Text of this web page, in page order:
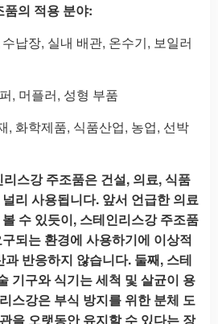
의 적용 분야:
장, 실내 배관, 온수기, 보일러
머플러, 성형 부품
학제품, 식품산업, 농업, 선박
스강 주조품은 건설, 의료, 식품
리 사용됩니다. 앞서 언급한 의료
수 있듯이, 스테인리스강 주조품
되는 환경에 사용하기에 이상적
반응하지 않습니다. 둘째, 스테
기구와 식기는 세척 및 살균이 용
스강은 부식 방지를 위한 분체 도
을 오랫동안 유지할 수 있다는 장